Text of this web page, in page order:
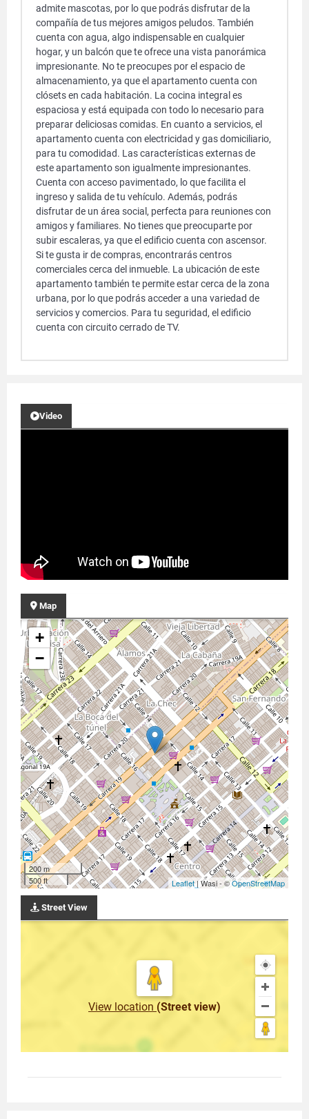
admite mascotas, por lo que podrás disfrutar de la
compañía de tus mejores amigos peludos. También
cuenta con agua, algo indispensable en cualquier
hogar, y un balcón que te ofrece una vista panorámica
impresionante. No te preocupes por el espacio de
almacenamiento, ya que el apartamento cuenta con
clósets en cada habitación. La cocina integral es
espaciosa y está equipada con todo lo necesario para
preparar deliciosas comidas. En cuanto a servicios, el
apartamento cuenta con electricidad y gas domiciliario,
para tu comodidad. Las características externas de
este apartamento son igualmente impresionantes.
Cuenta con acceso pavimentado, lo que facilita el
ingreso y salida de tu vehículo. Además, podrás
disfrutar de un área social, perfecta para reuniones con
amigos y familiares. No tienes que preocuparte por
subir escaleras, ya que el edificio cuenta con ascensor.
Si te gusta ir de compras, encontrarás centros
comerciales cerca del inmueble. La ubicación de este
apartamento también te permite estar cerca de la zona
urbana, por lo que podrás acceder a una variedad de
servicios y comercios. Para tu seguridad, el edificio
cuenta con circuito cerrado de TV.
Video
Map
+
−
200 m
500 ft
Leaflet| Wasi - ©OpenStreetMap
Street View
View location (Street view)